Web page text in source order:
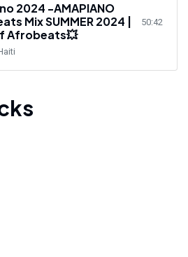
2024 -AMAPIANO
Mix SUMMER 2024 |
Afrobeats💥
50:42